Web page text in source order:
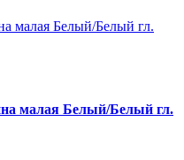
малая Белый/Белый гл.